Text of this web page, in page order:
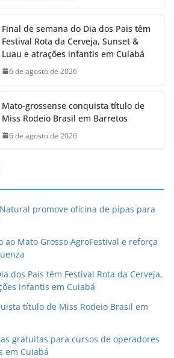
Final de semana do Dia dos Pais têm
Festival Rota da Cerveja, Sunset &
Luau e atrações infantis em Cuiabá
6 de agosto de 2026
Mato-grossense conquista título de
Miss Rodeio Brasil em Barretos
6 de agosto de 2026
promove oficina de pipas para
ao Mato Grosso AgroFestival e reforça
dos Pais têm Festival Rota da Cerveja,
infantis em Cuiabá
título de Miss Rodeio Brasil em
gratuitas para cursos de operadores
em Cuiabá